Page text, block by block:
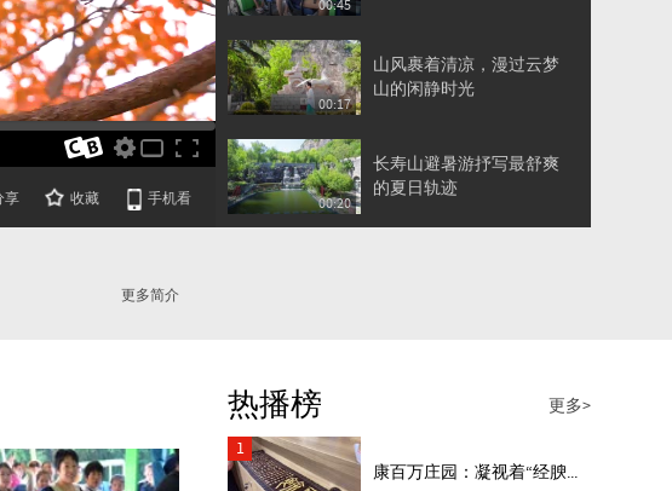
享 收藏 手机看
00:45
00:17
山风裹着清凉，漫过云梦
山的闲静时光
00:20
长寿山避暑游抒写最舒爽
的夏日轨迹
00:20
更多简介
热播榜
更多>
1
康百万庄园：凝视着“经腴...